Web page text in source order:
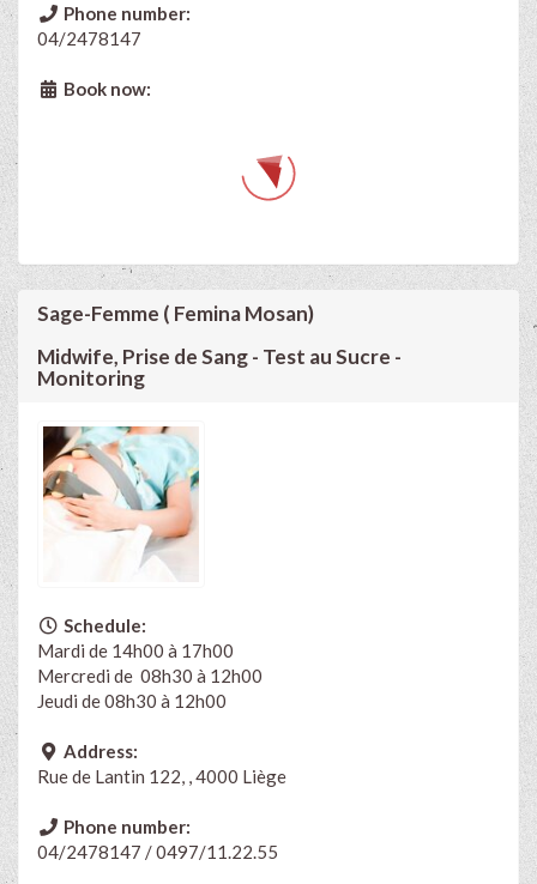
Phone number:
04/2478147
Book now:
Sage-Femme ( Femina Mosan)
Midwife, Prise de Sang - Test au Sucre -
Monitoring
Schedule:
Mardi de 14h00 à 17h00
Mercredi de 08h30 à 12h00
Jeudi de 08h30 à 12h00
Address:
Rue de Lantin 122, , 4000 Liège
Phone number:
04/2478147 / 0497/11.22.55